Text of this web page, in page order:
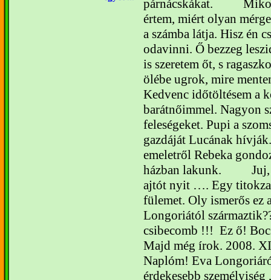
párnácskákat.
értem, miért olyan
a számba látja. Hisz én
odavinni. Ő bezzeg
is szeretem őt, s
ölébe ugrok, mire
Kedvenc időtöltésem a
barátnőimmel. Nagyon
feleségeket. Pupi a
gazdáját Lucának
emeletről Rebeka
házban lakunk.
ajtót nyit …. Egy
fülemet. Oly ismerős ez
Longoriától
csibecomb !!! Ez ő!
Majd még írok. 2008.
Naplóm! Eva
érdekesebb